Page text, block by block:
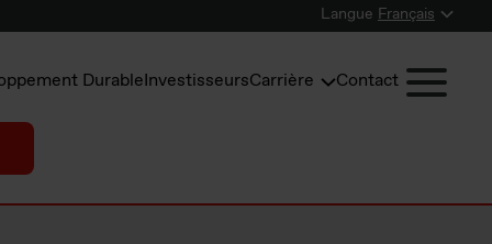
Langue Français
DurableInvestisseursCarrière Contact